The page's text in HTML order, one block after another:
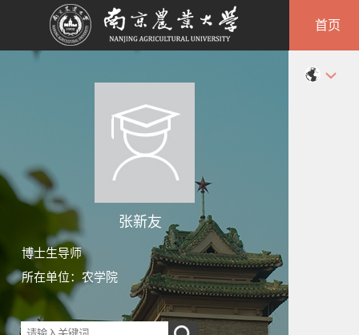
张新友
博士生导师
所在单位：农学院
首页